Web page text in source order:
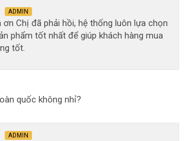
ADMIN
ơn Chị đã phải hồi, hệ thống luôn lựa chọn
phẩm tốt nhất để giúp khách hàng mua
tốt.
quốc không nhỉ?
ADMIN